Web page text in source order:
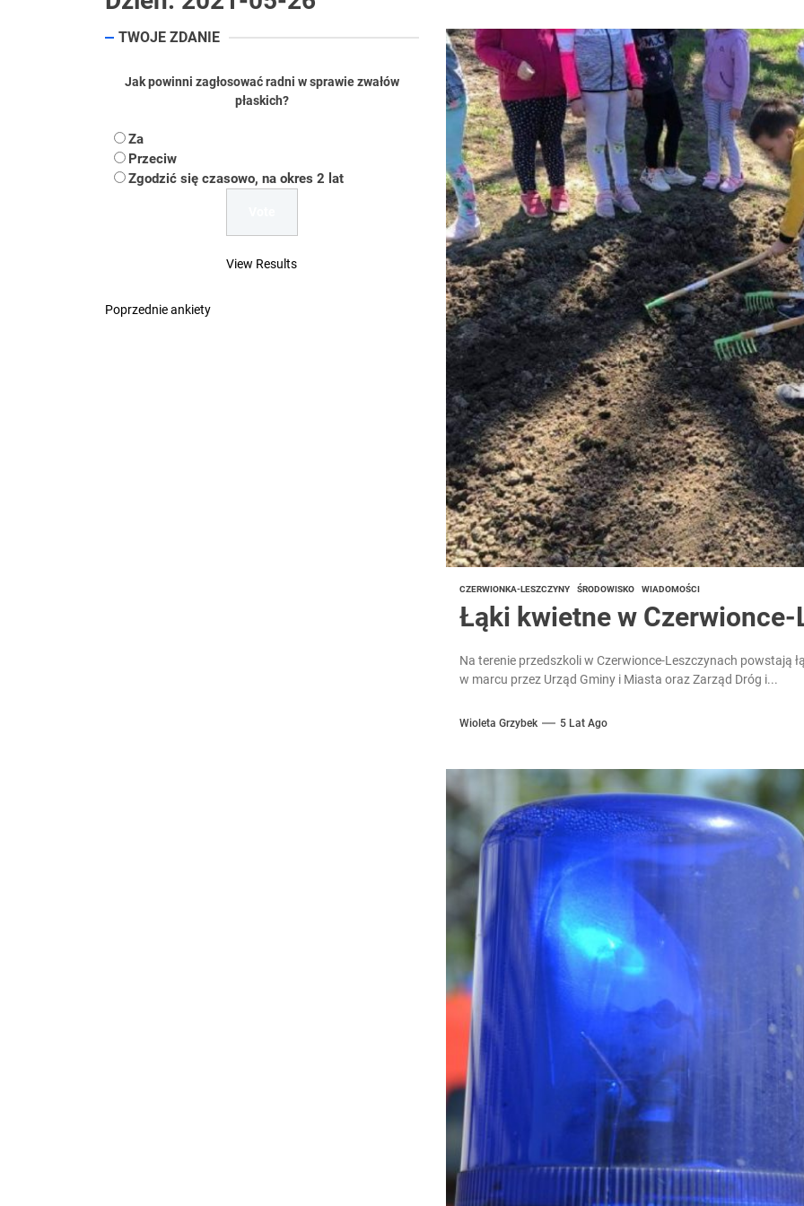
Koper – część 2.
Uwaga Dębieńsko – woda nieprzydatna do spożycia!!!
Dość komentowania kolejnych afer w ochronie zdrowia — czas zacząć mówić o
CZERWIONKA-LESZCZYNY ŚRODOWISKO WIADOMOŚCI
Łąki kwietne w
Na terenie przedszkoli w Czerwionce-Leszczynach powstają
w marcu przez Urząd Gminy i Miasta oraz Zarząd Dróg i...
Wioleta Grzybek 5 Lat Ago
TWOJE ZDANIE
Jak powinni zagłosować radni w sprawie zwałów
płaskich?
Za
Przeciw
Zgodzić się czasowo, na okres 2 lat
View Results
Poprzednie ankiety